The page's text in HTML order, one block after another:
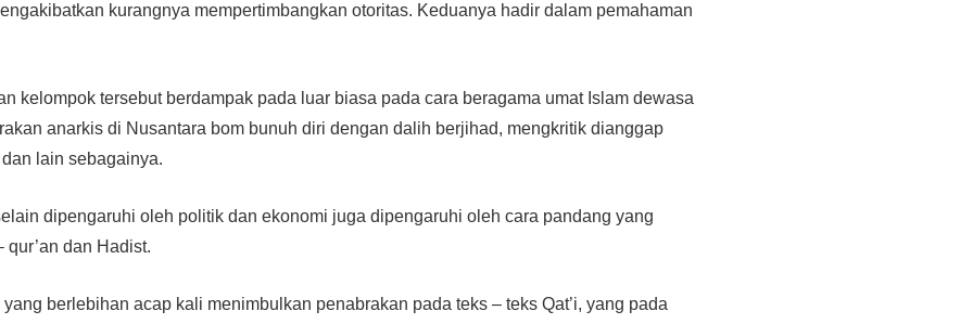
kurangnya mempertimbangkan otoritas. Keduanya hadir dalam pemahaman
kelompok tersebut berdampak pada luar biasa pada cara beragama umat Islam dewasa
anarkis di Nusantara bom bunuh diri dengan dalih berjihad, mengkritik dianggap
lain sebagainya.
dipengaruhi oleh politik dan ekonomi juga dipengaruhi oleh cara pandang yang
qur’an dan Hadist.
berlebihan acap kali menimbulkan penabrakan pada teks – teks Qat’i, yang pada